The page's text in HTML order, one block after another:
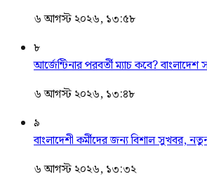
৬ আগস্ট ২০২৬, ১৩:৫৮
৮
আর্জেন্টিনার পরবর্তী ম্যাচ কবে?
৬ আগস্ট ২০২৬, ১৩:৪৮
৯
বাংলাদেশী কর্মীদের জন্য বিশাল সুখবর,
৬ আগস্ট ২০২৬, ১৩:৩২